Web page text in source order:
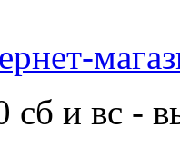
сб и вс -